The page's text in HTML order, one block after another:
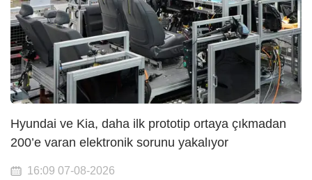
Hyundai ve Kia, daha ilk prototip ortaya çıkmadan
200’e varan elektronik sorunu yakalıyor
16:09 07-08-2026